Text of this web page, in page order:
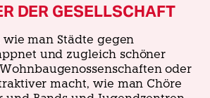
DER GESELLSCHAFT
wie man Städte gegen
und zugleich schöner
oder
macht, wie man Chöre